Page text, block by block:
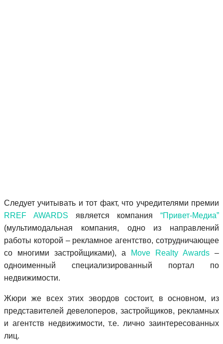
Следует учитывать и тот факт, что учредителями премии
RREF AWARDS является компания “Привет-Медиа”
(мультимодальная компания, одно из направлений
работы которой – рекламное агентство, сотрудничающее
со многими застройщиками), а
Move Realty Awards –
одноименный специализированный портал по
недвижимости.
Жюри же всех этих эвордов состоит, в основном, из
представителей девелоперов, застройщиков, рекламных
и агентств недвижимости, т.е. лично заинтересованных
лиц.